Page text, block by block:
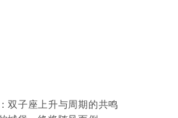
双子座上升与周期的共鸣